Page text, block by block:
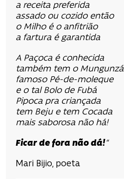
a receita preferida
assado ou cozido então
o Milho é o anfitrião
a fartura é garantida
A Paçoca é conhecida
também tem o Mungunzá
famoso Pé-de-moleque
e o tal Bolo de Fubá
Pipoca pra criançada
tem Beju e tem Cocada
mais saborosa não há!
Ficar de fora não dá!“
Mari Bijio, poeta